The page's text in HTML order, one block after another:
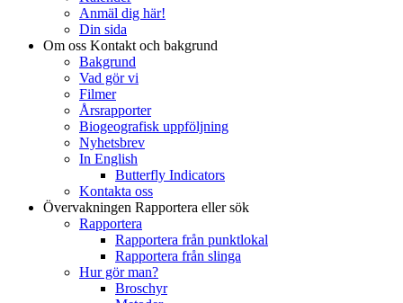
Anmäl dig här!
Din sida
Om oss Kontakt och bakgrund
Bakgrund
Vad gör vi
Filmer
Årsrapporter
Biogeografisk uppföljning
Nyhetsbrev
In English
Butterfly Indicators
Kontakta oss
Övervakningen Rapportera eller sök
Rapportera
Rapportera från punktlokal
Rapportera från slinga
Hur gör man?
Broschyr